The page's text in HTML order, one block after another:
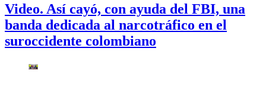
Video. Así cayó, con ayuda del FBI, una
banda dedicada al narcotráfico en el
suroccidente colombiano